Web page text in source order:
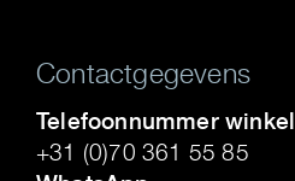
Contactgegevens
Telefoonnummer winkel
+31 (0)70 361 55 85